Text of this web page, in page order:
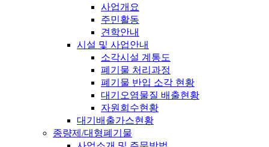
사업개요
주민활동
견학안내
시설 및 사업안내
소각시설 계통도
폐기물 처리과정
폐기물 반입 소각 현황
대기오염물질 배출현황
자원회수현황
대기배출가스현황
종량제/대형폐기물